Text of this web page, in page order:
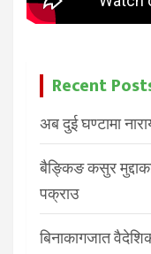
Recent
अब दुई घण्टामा
बैङ्किङ कसुर
पक्राउ
बिनाकागजात